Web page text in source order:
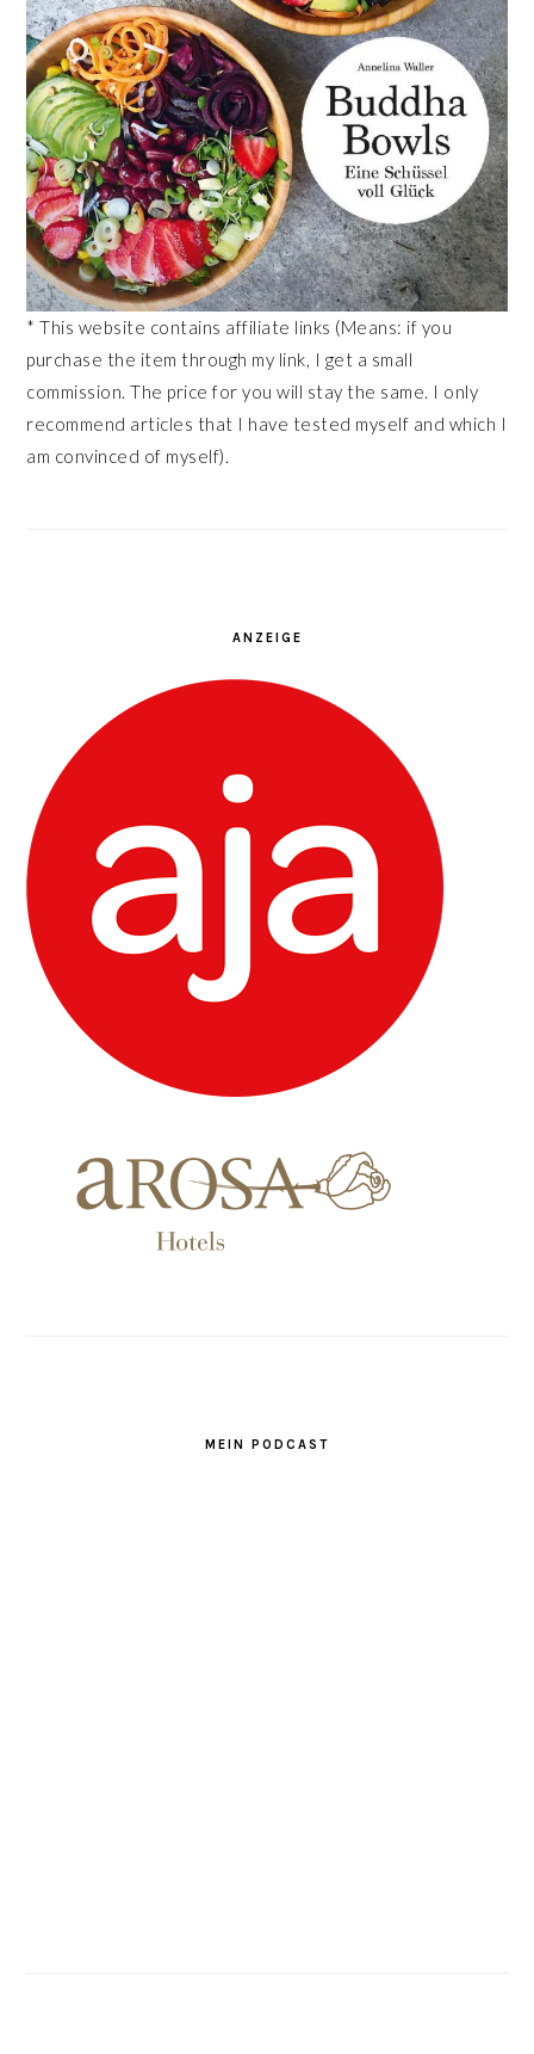
* This website contains affiliate links (Means: if you
purchase the item through my link, I get a small
commission. The price for you will stay the same. I only
recommend articles that I have tested myself and which I
am convinced of myself).
ANZEIGE
MEIN PODCAST